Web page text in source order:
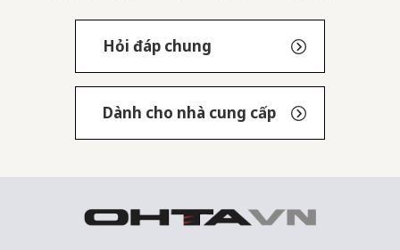
Hỏi đáp chung
Dành cho nhà cung cấp